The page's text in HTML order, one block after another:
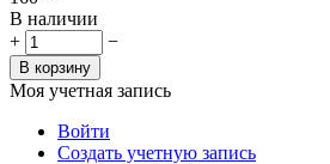
В наличии
+
−
В корзину
Моя учетная запись
Войти
Создать учетную запись